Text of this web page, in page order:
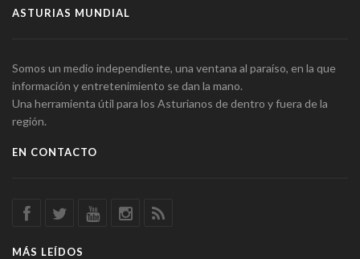
ASTURIAS MUNDIAL
Somos un medio independiente, una ventana al paraíso, en la que
información y entretenimiento se dan la mano.
Una herramienta útil para los Asturianos de dentro y fuera de la
región.
EN CONTACTO
MÁS LEÍDOS